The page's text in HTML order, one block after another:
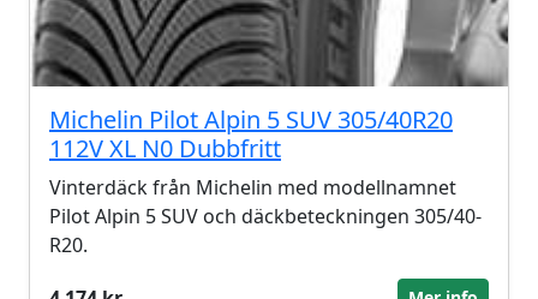
Michelin Pilot Alpin 5 SUV 305/40R20
112V XL N0 Dubbfritt
Vinterdäck från Michelin med modellnamnet
Pilot Alpin 5 SUV och däckbeteckningen 305/40-
R20.